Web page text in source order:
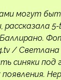
могут
рассказала 5-
/
синяки под